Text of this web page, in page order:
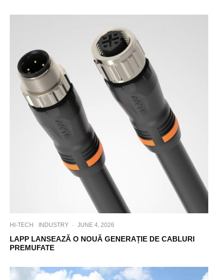
HI-TECH INDUSTRY · JUNE 4, 2026
LAPP LANSEAZĂ O NOUĂ GENERAȚIE DE CABLURI
PREMUFATE